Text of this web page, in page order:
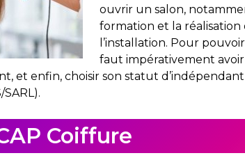
ouvrir un salon,
formation et la réalisation
l’installation. Pour
faut impérativement
et enfin, choisir son statut
Coiffure